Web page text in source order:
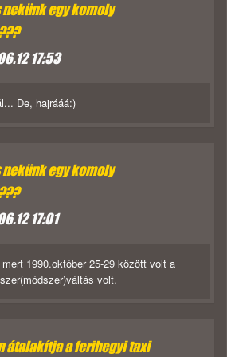
egy komoly
17:53
De, hajrááá:)
egy komoly
17:01
1990.október 25-29 között volt a
volt.
átalakítja a ferihegyi taxi